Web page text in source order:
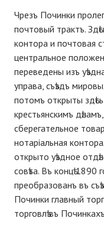
Чрезъ Починки
почтовый трактъ.
контора и почтовая
центральное
переведены изъ
управа, съѣздъ
потомъ открыты
крестьянскимъ
сберегательное
нотаріальная
открыто уѣздное
совѣта. Въ концѣ
преобразованъ въ
Починки главный
торговлѣ въ